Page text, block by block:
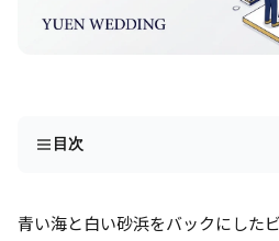
目次
青い海と白い砂浜をバックにした